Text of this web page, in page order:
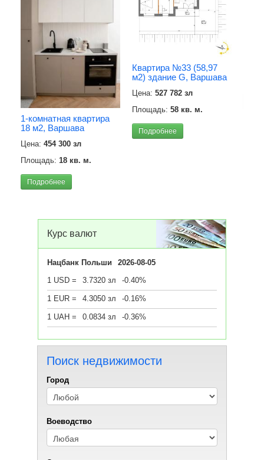
1-комнатная квартира
18 м2, Варшава
Цена: 454 300 зл
Площадь: 18 кв. м.
Подробнее
Квартира №33 (58,97
м2) здание G, Варшава
Цена: 527 782 зл
Площадь: 58 кв. м.
Подробнее
Курс валют
Нацбанк Польши
2026-08-05
1 USD =
3.7320 зл -0.40%
1 EUR = 4.3050 зл -0.16%
1 UAH = 0.0834 зл -0.36%
Поиск недвижимости
Город
Воеводствo